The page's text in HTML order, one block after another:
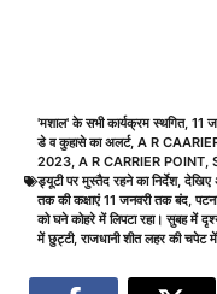
'मशाल' के सभी कार्यक्रम स्थगित, 11
डे व कुहासे का अलर्ट, A R
2023, A R CARRIER POINT,
ड्यूटी पर मुस्तैद रहने का निर्देश,
तक की कक्षाएं 11 जनवरी तक बंद,
को घने कोहरे में लिपटा रहा। सुबह में
में छुट्टी,राजधानी शीत लहर की चपेट में